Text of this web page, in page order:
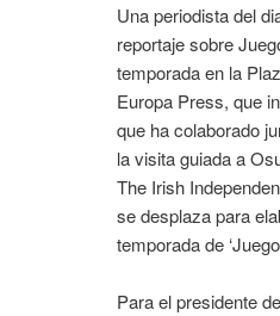
Una periodista del
reportaje sobre
temporada en la
Europa Press, que
que ha colaborado
la visita guiada a
The Irish
se desplaza para
temporada de
Para el presidente